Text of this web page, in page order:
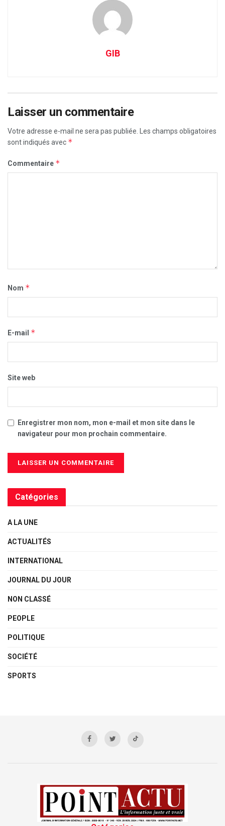
GIB
Laisser un commentaire
Votre adresse e-mail ne sera pas publiée.
Les champs obligatoires
sont indiqués avec *
Commentaire *
Nom *
E-mail *
Site web
Enregistrer mon nom, mon e-mail et mon site dans le
navigateur pour mon prochain commentaire.
Catégories
A LA UNE
ACTUALITÉS
INTERNATIONAL
JOURNAL DU JOUR
NON CLASSÉ
PEOPLE
POLITIQUE
SOCIÉTÉ
SPORTS